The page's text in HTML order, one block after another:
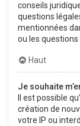
conseils
questions
mentionnées
ou les
Haut
Je souhaite
Il est possible
création de
votre IP ou